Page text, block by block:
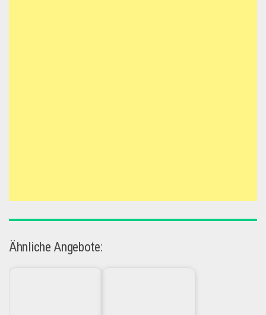
Ähnliche Angebote: